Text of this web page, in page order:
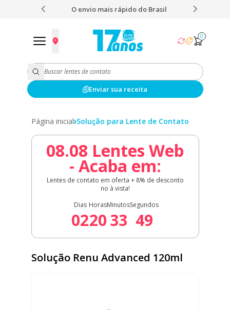
O envio mais rápido do Brasil
0
Enviar sua receita
Página inicial Solução para Lente de Contato
08.08 Lentes Web
- Acaba em:
Lentes de contato em oferta + 8% de desconto
no à vista!
Dias
02
Horas
20
Minutos
33
Segundos
49
Solução Renu Advanced 120ml